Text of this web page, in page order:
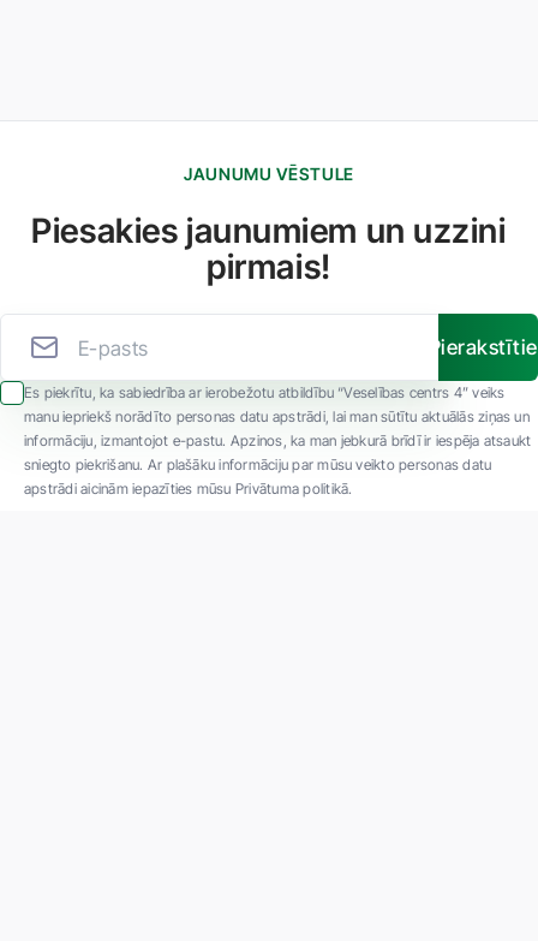
JAUNUMU VĒSTULE
Piesakies jaunumiem un uzzini
pirmais!
Es piekrītu, ka sabiedrība ar ierobežotu atbildību “Veselības centrs 4” veiks
manu iepriekš norādīto personas datu apstrādi, lai man sūtītu aktuālās ziņas un
informāciju, izmantojot e-pastu. Apzinos, ka man jebkurā brīdī ir iespēja atsaukt
sniegto piekrišanu. Ar plašāku informāciju par mūsu veikto personas datu
apstrādi aicinām iepazīties mūsu Privātuma politikā.